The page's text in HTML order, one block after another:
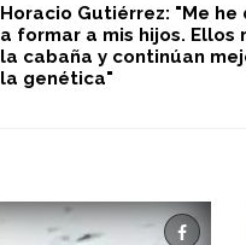
Horacio Gutiérrez: "Me he
a formar a mis hijos. Ellos
la cabaña y continúan
la genética"